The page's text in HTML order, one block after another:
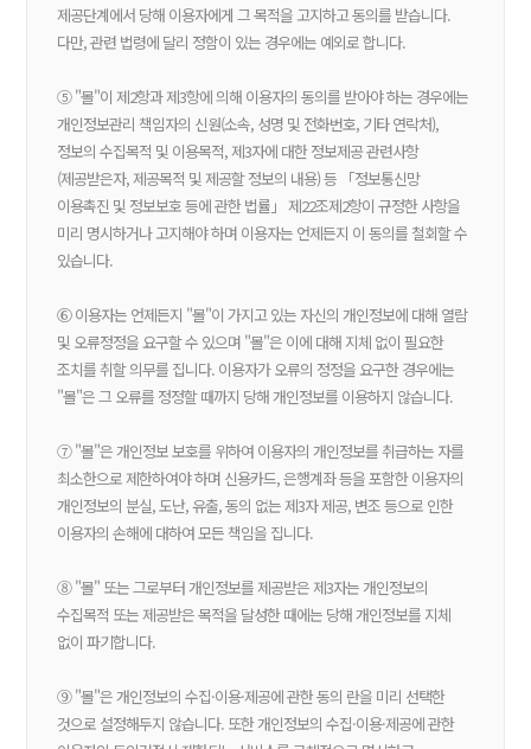
제공단계에서 당해 이용자에게 그 목적을 고지하고 동의를 받습니다.
다만, 관련 법령에 달리 정함이 있는 경우에는 예외로 합니다.
⑤ "몰"이 제2항과 제3항에 의해 이용자의 동의를 받아야 하는 경우에는
개인정보관리 책임자의 신원(소속, 성명 및 전화번호, 기타 연락처),
정보의 수집목적 및 이용목적, 제3자에 대한 정보제공 관련사항
(제공받은자, 제공목적 및 제공할 정보의 내용) 등 「정보통신망
이용촉진 및 정보보호 등에 관한 법률」 제22조제2항이 규정한 사항을
미리 명시하거나 고지해야 하며 이용자는 언제든지 이 동의를 철회할 수
있습니다.
⑥ 이용자는 언제든지 "몰"이 가지고 있는 자신의 개인정보에 대해 열람
및 오류정정을 요구할 수 있으며 "몰"은 이에 대해 지체 없이 필요한
조치를 취할 의무를 집니다. 이용자가 오류의 정정을 요구한 경우에는
"몰"은 그 오류를 정정할 때까지 당해 개인정보를 이용하지 않습니다.
⑦ "몰"은 개인정보 보호를 위하여 이용자의 개인정보를 취급하는 자를
최소한으로 제한하여야 하며 신용카드, 은행계좌 등을 포함한 이용자의
개인정보의 분실, 도난, 유출, 동의 없는 제3자 제공, 변조 등으로 인한
이용자의 손해에 대하여 모든 책임을 집니다.
⑧ "몰" 또는 그로부터 개인정보를 제공받은 제3자는 개인정보의
수집목적 또는 제공받은 목적을 달성한 때에는 당해 개인정보를 지체
없이 파기합니다.
⑨ "몰"은 개인정보의 수집·이용·제공에 관한 동의 란을 미리 선택한
것으로 설정해두지 않습니다. 또한 개인정보의 수집·이용·제공에 관한